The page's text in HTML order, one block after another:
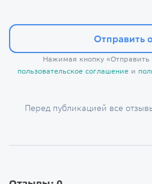
Отправить
Нажимая кнопку
пользовательское соглашениеи
Перед публикацией все